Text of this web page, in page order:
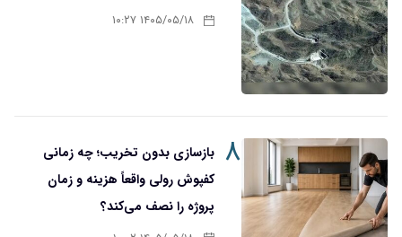
۱۴۰۵/۰۵/۱۸ ۱۰:۲۷
۸ بازسازی بدون تخریب؛ چه زمانی
کفپوش رولی واقعاً هزینه و زمان
پروژه را نصف می‌کند؟